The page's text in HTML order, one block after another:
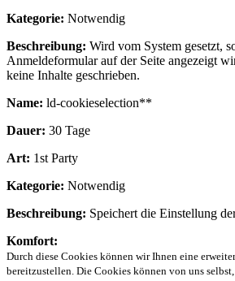
Kategorie: Notwendig
Beschreibung: Wird vom System gesetzt,
Anmeldeformular auf der Seite angezeigt
keine Inhalte geschrieben.
Name: ld-cookieselection**
Dauer: 30 Tage
Art: 1st Party
Kategorie: Notwendig
Beschreibung: Speichert die Einstellung
Komfort:
Durch diese Cookies können wir Ihnen eine
bereitzustellen. Die Cookies können von uns